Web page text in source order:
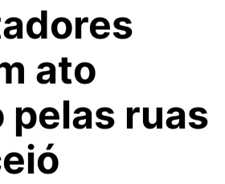
ato
pelas ruas